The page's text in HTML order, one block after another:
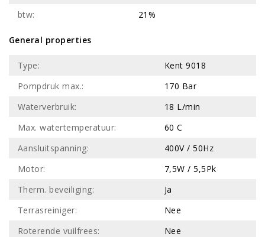
btw:
21%
General properties
Type:
Kent 9018
Pompdruk max.:
170 Bar
Waterverbruik:
18 L/min
Max. watertemperatuur:
60 C
Aansluitspanning:
400V / 50Hz
Motor:
7,5W / 5,5Pk
Therm. beveiliging:
Ja
Terrasreiniger:
Nee
Roterende vuilfrees:
Nee